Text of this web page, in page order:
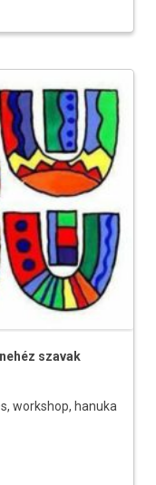
szavak
workshop, hanuka